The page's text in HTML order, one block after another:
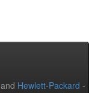
and Hewlett-Packard -